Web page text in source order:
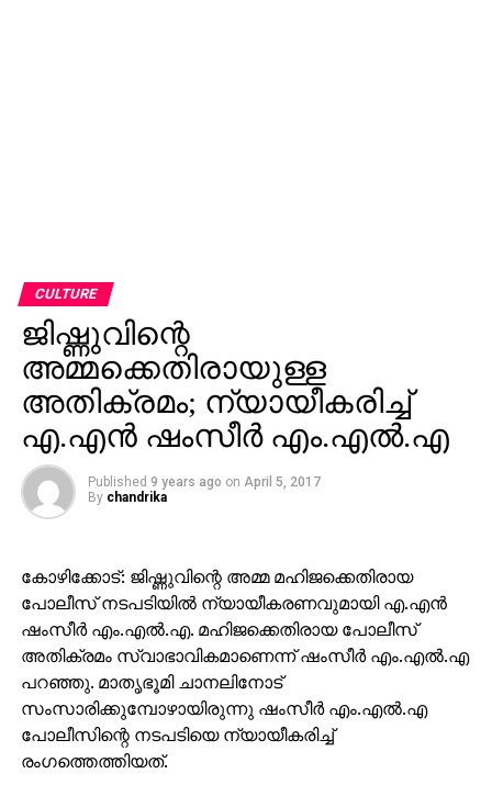
CULTURE
ജിഷ്ണുവിന്റെ
അമ്മക്കെതിരായുള്ള
അതിക്രമം; ന്യായീകരിച്ച്
എ.എന്‍ ഷംസീര്‍ എം.എല്‍.എ
Published 9 years ago on April 5, 2017
By chandrika
കോഴിക്കോട്: ജിഷ്ണുവിന്റെ അമ്മ മഹിജക്കെതിരായ
പോലീസ് നടപടിയില്‍ ന്യായീകരണവുമായി എ.എന്‍
ഷംസീര്‍ എം.എല്‍.എ. മഹിജക്കെതിരായ പോലീസ്
അതിക്രമം സ്വാഭാവികമാണെന്ന് ഷംസീര്‍ എം.എല്‍.എ
പറഞ്ഞു. മാതൃഭൂമി ചാനലിനോട്
സംസാരിക്കുമ്പോഴായിരുന്നു ഷംസീര്‍ എം.എല്‍.എ
പോലീസിന്റെ നടപടിയെ ന്യായീകരിച്ച്
രംഗത്തെത്തിയത്.